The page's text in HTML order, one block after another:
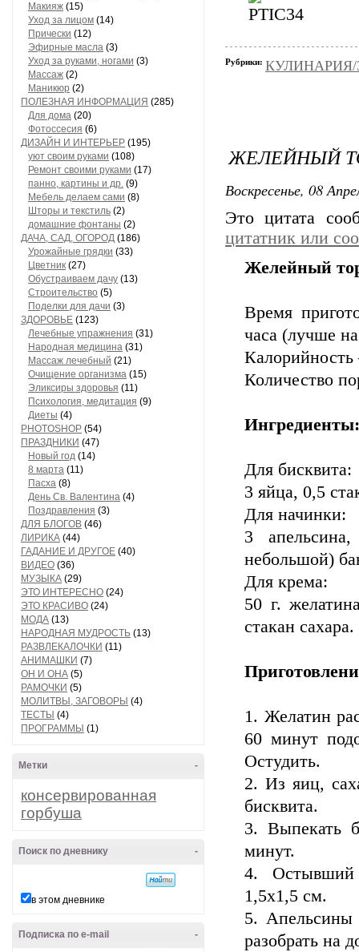
Макияж (15)
Уход за лицом (14)
Прически (12)
Эфирные масла (3)
Уход за руками, ногами (3)
Массаж (2)
Маникюр (2)
ПОЛЕЗНАЯ ИНФОРМАЦИЯ (285)
Для дома (20)
Фотоссесия (6)
ДИЗАЙН И ИНТЕРЬЕР (195)
уют своим руками (108)
Ремонт своими руками (17)
панно, картины и др. (9)
Мебель делаем сами (8)
Шторы и текстиль (2)
домашние фонтаны (2)
ДАЧА, САД, ОГОРОД (186)
Урожайные грядки (33)
Цветник (27)
Обустраиваем дачу (13)
Строительство (5)
Поделки для дачи (3)
ЗДОРОВЬЕ (123)
Лечебные упражнения (31)
Народная медицина (31)
Массаж лечебный (21)
Очищение организма (15)
Эликсиры здоровья (11)
Психология, медитация (9)
Диеты (4)
PHOTOSHOP (54)
ПРАЗДНИКИ (47)
Новый год (14)
8 марта (11)
Пасха (8)
День Св. Валентина (4)
Поздравления (3)
ДЛЯ БЛОГОВ (46)
ЛИРИКА (44)
ГАДАНИЕ И ДРУГОЕ (40)
ВИДЕО (36)
МУЗЫКА (29)
ЭТО ИНТЕРЕСНО (24)
ЭТО КРАСИВО (24)
МОДА (13)
НАРОДНАЯ МУДРОСТЬ (13)
РАЗВЛЕКАЛОЧКИ (11)
АНИМАШКИ (7)
ОН И ОНА (5)
РАМОЧКИ (5)
МОЛИТВЫ, ЗАГОВОРЫ (4)
ТЕСТЫ (4)
ПРОГРАММЫ (1)
-
Метки
консервированная
горбуша
-
Поиск по дневнику
в этом дневнике
-
Подписка по e-mail
Рубрики: КУЛИНАРИЯ/
ЖЕЛЕЙНЫЙ
Воскресенье, 08
Это цитата
цитатник или
Желейный
Время
часа (лучше
Количество
Ингредиенты:
Для бисквита:
3 яйца, 0,5
Для начинки:
3
небольшой)
Для крема:
50 г.
стакан сахара.
1. Желатин
60 минут
Остудить.
2. Из яиц,
бисквита.
3. Выпекать
минут.
4. Остывший
1,5х1,5 см.
5. Апельсины
разобрать на